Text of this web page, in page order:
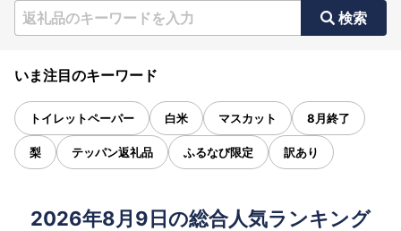
検索
いま注目のキーワード
トイレットペーパー 白米 マスカット 8月終了
梨 テッパン返礼品 ふるなび限定 訳あり
2026年8月9日の総合人気ランキング